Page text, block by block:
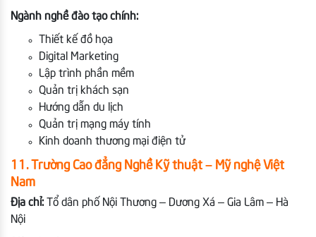
Ngành nghề đào tạo chính:
Thiết kế đồ họa
Digital Marketing
Lập trình phần mềm
Quản trị khách sạn
Hướng dẫn du lịch
Quản trị mạng máy tính
Kinh doanh thương mại điện tử
11. Trường Cao đẳng Nghề Kỹ thuật – Mỹ nghệ Việt
Nam
Địa chỉ: Tổ dân phố Nội Thương – Dương Xá – Gia Lâm – Hà
Nội